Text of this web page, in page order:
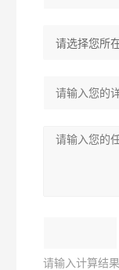
请输入计算结